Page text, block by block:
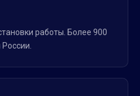
работы. Более 900